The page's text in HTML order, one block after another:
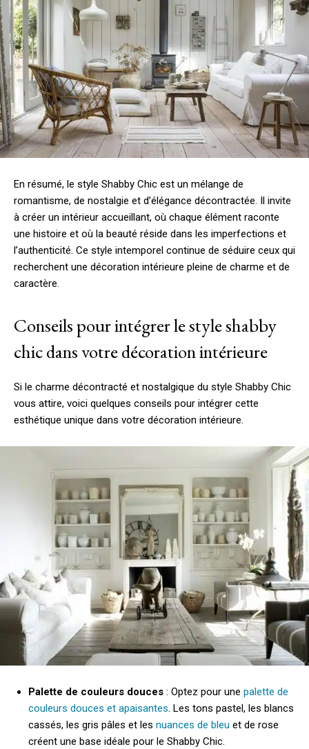
En résumé, le style Shabby Chic est un mélange de
romantisme, de nostalgie et d’élégance décontractée. Il invite
à créer un intérieur accueillant, où chaque élément raconte
une histoire et où la beauté réside dans les imperfections et
l’authenticité. Ce style intemporel continue de séduire ceux qui
recherchent une décoration intérieure pleine de charme et de
caractère.
Conseils pour intégrer le style shabby
chic dans votre décoration intérieure
Si le charme décontracté et nostalgique du style Shabby Chic
vous attire, voici quelques conseils pour intégrer cette
esthétique unique dans votre décoration intérieure.
Palette de couleurs douces : Optez pour une palette de
couleurs douces et apaisantes. Les tons pastel, les blancs
cassés, les gris pâles et les nuances de bleu et de rose
créent une base idéale pour le Shabby Chic.